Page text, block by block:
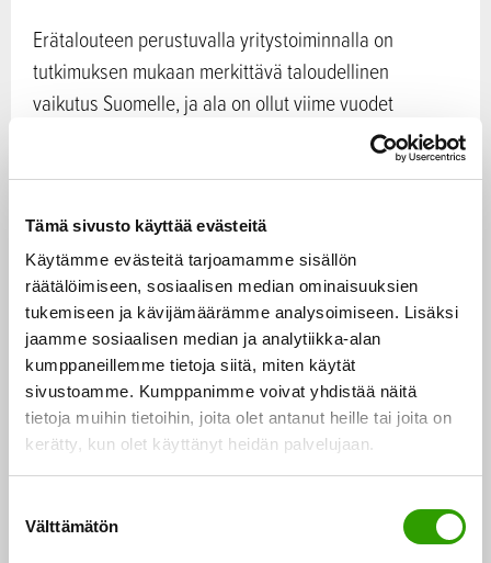
Tämä sivusto käyttää evästeitä
Käytämme evästeitä tarjoamamme sisällön
räätälöimiseen, sosiaalisen median ominaisuuksien
tukemiseen ja kävijämäärämme analysoimiseen. Lisäksi
jaamme sosiaalisen median ja analytiikka-alan
kumppaneillemme tietoja siitä, miten käytät
sivustoamme. Kumppanimme voivat yhdistää näitä
tietoja muihin tietoihin, joita olet antanut heille tai joita on
kerätty, kun olet käyttänyt heidän palvelujaan.
Välttämätön
Erätalouteen perustuvalla yritystoiminnalla on
tutkimuksen mukaan merkittävä taloudellinen
vaikutus Suomelle, ja ala on ollut viime vuodet
Yksinomaan erämatkailussa toimii Manner-Suomessa
lähes 800 yritystä, jotka työllistävät välittömästi lähes
1 500 henkilöä. Erätalousyritysten välilliset
vaikutukset toimintaympäristöönsä ovat lisäksi
merkittävät. Erätalouden merkitys korostuu erityisesti
harvaan asutuilla seuduilla, joilla uusien työpaikkojen
synnyttäminen on muuten haastavaa.
Eränkäyntiin ja luontoon liikeideansa pohjaavien
yritysten kannattaisi tutkimuksen mukaan nostaa